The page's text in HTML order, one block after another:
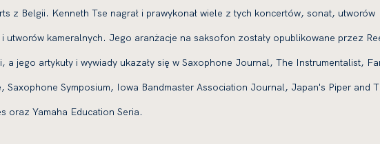
z Belgii. Kenneth Tse nagrał i prawykonał wiele z tych koncertów, sonat, utworów
utworów kameralnych. Jego aranżacje na saksofon zostały opublikowane przez
a jego artykuły i wywiady ukazały się w Saxophone Journal, The Instrumentalist,
Saxophone Symposium, Iowa Bandmaster Association Journal, Japan's Piper and
oraz Yamaha Education Seria.